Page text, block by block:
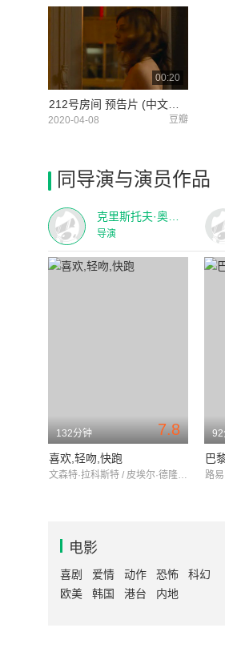
00:20
2020-04-08 豆瓣
同导演与演员作品
导演
7.8
132分钟
喜欢,轻吻,快跑
文森特·拉科斯特 / 皮埃尔·德隆尚 / 德尼·波达利德斯
92
巴
电影
喜剧 爱情 动作 恐怖
科幻
欧美
韩国 港台 内地